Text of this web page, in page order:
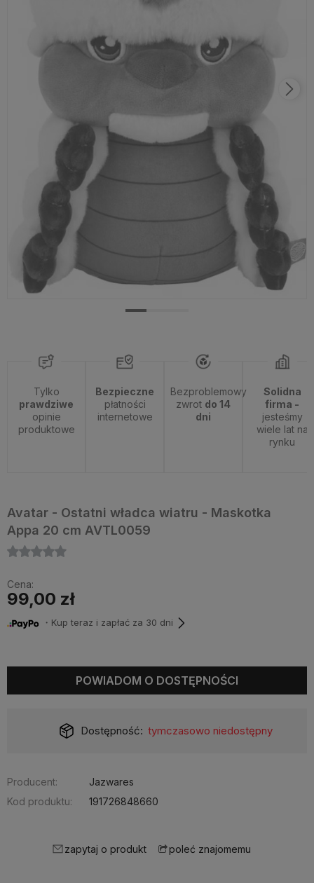
Tylko
prawdziwe
opinie
produktowe
Bezpieczne
płatności
internetowe
Bezproblemowy
zwrot do 14
dni
Solidna
firma -
jesteśmy
wiele lat na
rynku
Avatar - Ostatni władca wiatru - Maskotka
Appa 20 cm AVTL0059
Cena:
99,00 zł
・Kup teraz i zapłać za 30 dni
POWIADOM O DOSTĘPNOŚCI
Dostępność: tymczasowo niedostępny
Producent:
Jazwares
Kod produktu:
191726848660
zapytaj o produkt poleć znajomemu